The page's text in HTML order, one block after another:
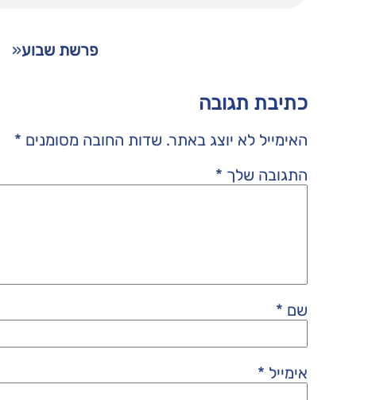
פרשת שבוע«
כתיבת תגובה
האימייל לא יוצג באתר. שדות החובה מסומנים *
התגובה שלך *
שם *
אימייל *